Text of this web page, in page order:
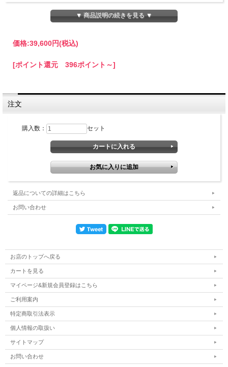
セット内容
・ボルト（M10×1.5×40) 2個
・左用ボルト（M10×1.5×40) 2個
・左用バネ座金(M10) 2個
注意事項
こちらの商品はメーカー取寄品になります。
発送目安：２～４営業日で発送予定（土日祝除く）
す。 予めご了承くださいますようお願い致します。
▼ 商品説明の続きを見る ▼
価格:39,600円(税込)
[ポイント還元 396ポイント～]
注文
購入数： セット
返品についての詳細はこちら
お問い合わせ
お店のトップへ戻る
カートを見る
マイページ&新規会員登録はこちら
ご利用案内
特定商取引法表示
個人情報の取扱い
サイトマップ
お問い合わせ